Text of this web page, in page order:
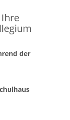
der